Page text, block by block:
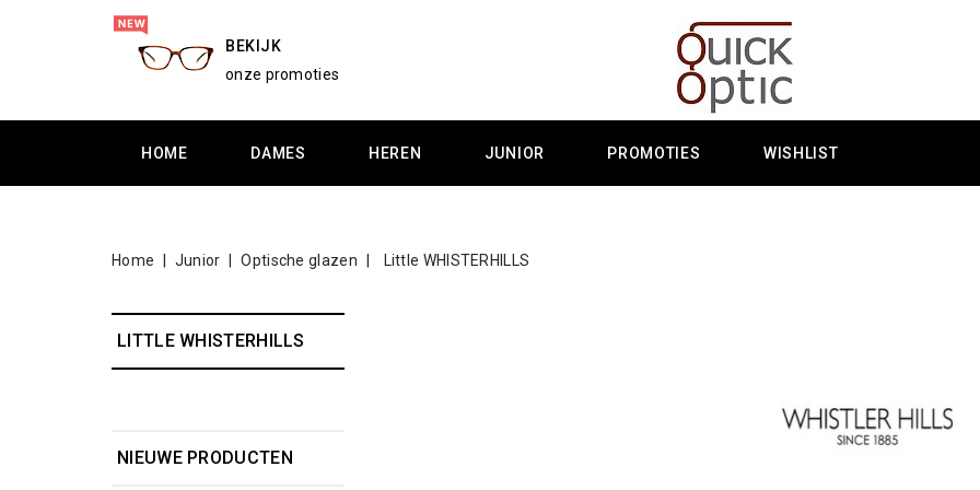
BEKIJK
onze promoties
HOME DAMES HEREN JUNIOR PROMOTIES WISHLIST
Home Junior Optische glazen Little WHISTERHILLS
LITTLE WHISTERHILLS
NIEUWE PRODUCTEN